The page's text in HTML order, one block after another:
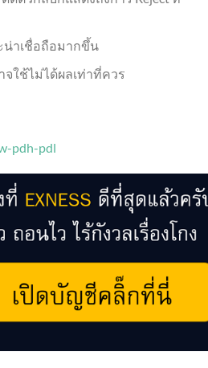
น่าเชื่อถือมากขึ้น
จใช้ไม่ได้ผลเท่าที่ควร
pdh-pdl